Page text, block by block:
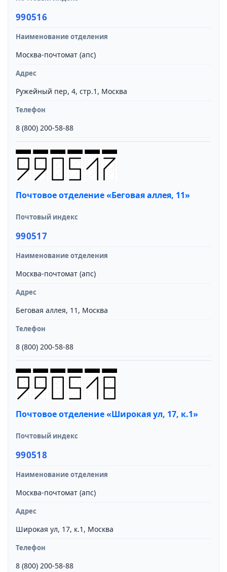
990516
Наименование отделения
Москва-почтомат (апс)
Адрес
Ружейный пер, 4, стр.1, Москва
Телефон
8 (800) 200-58-88
Почтовое отделение «Беговая аллея, 11»
Почтовый индекс
990517
Наименование отделения
Москва-почтомат (апс)
Адрес
Беговая аллея, 11, Москва
Телефон
8 (800) 200-58-88
Почтовое отделение «Широкая ул, 17, к.1»
Почтовый индекс
990518
Наименование отделения
Москва-почтомат (апс)
Адрес
Широкая ул, 17, к.1, Москва
Телефон
8 (800) 200-58-88